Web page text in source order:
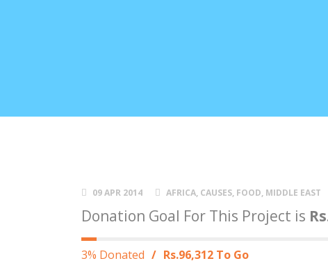
09 APR 2014 AFRICA, CAUSES, FOOD, MIDDLE EAST
Donation Goal For This Project is
3% Donated / Rs.96,312 To Go